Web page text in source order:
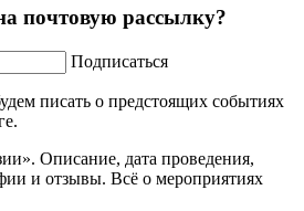
почтовую рассылку?
Подписаться
писать о предстоящих событиях
Описание, дата проведения,
и отзывы. Всё о мероприятиях